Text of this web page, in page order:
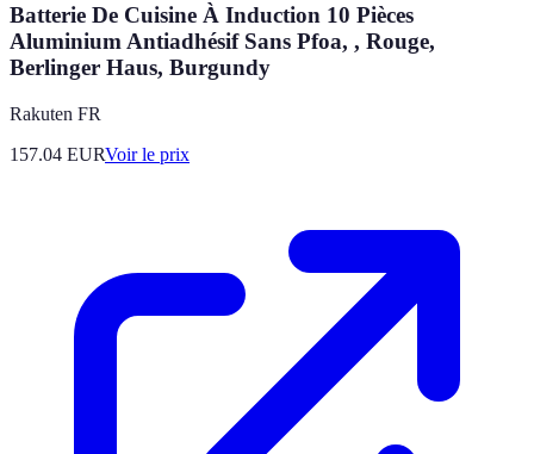
Batterie De Cuisine À Induction 10 Pièces
Aluminium Antiadhésif Sans Pfoa, , Rouge,
Berlinger Haus, Burgundy
Rakuten FR
157.04 EURVoir le prix